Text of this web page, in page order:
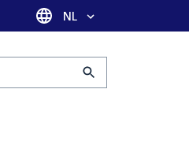
Taal selectie
NL